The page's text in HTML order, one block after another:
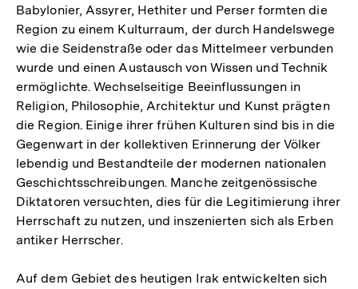
Babylonier, Assyrer, Hethiter und Perser formten die
Region zu einem Kulturraum, der durch Handelswege
wie die Seidenstraße oder das Mittelmeer verbunden
wurde und einen Austausch von Wissen und Technik
ermöglichte. Wechselseitige Beeinflussungen in
Religion, Philosophie, Architektur und Kunst prägten
die Region. Einige ihrer frühen Kulturen sind bis in die
Gegenwart in der kollektiven Erinnerung der Völker
lebendig und Bestandteile der modernen nationalen
Geschichtsschreibungen. Manche zeitgenössische
Diktatoren versuchten, dies für die Legitimierung ihrer
Herrschaft zu nutzen, und inszenierten sich als Erben
antiker Herrscher.
Auf dem Gebiet des heutigen Irak entwickelten sich